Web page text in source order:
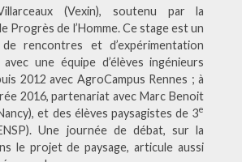
(Vexin), soutenu par la
Progrès de l’Homme. Ce stage est un
rencontres et d’expérimentation
avec une équipe d’élèves ingénieurs
2012 avec AgroCampus Rennes ; à
2016, partenariat avec Marc Benoit
et des élèves paysagistes de 3e
Une journée de débat, sur la
le projet de paysage, articule aussi